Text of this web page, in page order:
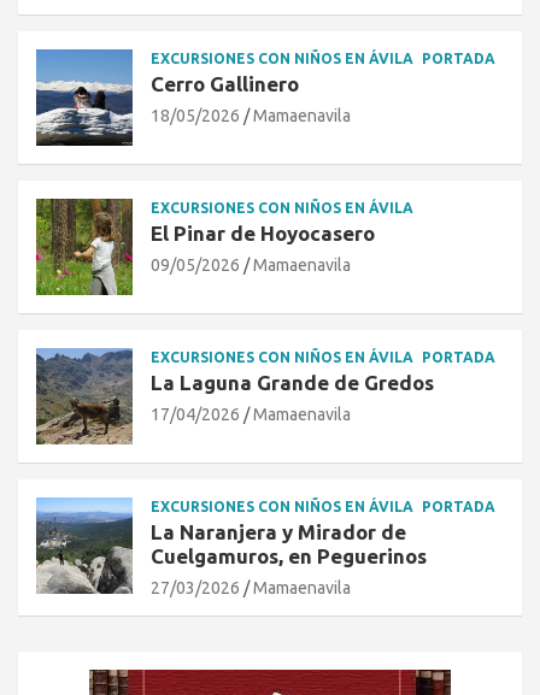
EXCURSIONES CON NIÑOS EN ÁVILA PORTADA
Cerro Gallinero
18/05/2026 Mamaenavila
EXCURSIONES CON NIÑOS EN ÁVILA
El Pinar de Hoyocasero
09/05/2026 Mamaenavila
EXCURSIONES CON NIÑOS EN ÁVILA PORTADA
La Laguna Grande de Gredos
17/04/2026 Mamaenavila
EXCURSIONES CON NIÑOS EN ÁVILA PORTADA
La Naranjera y Mirador de
Cuelgamuros, en Peguerinos
27/03/2026 Mamaenavila